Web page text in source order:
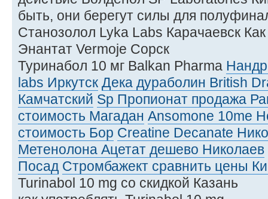
быть, они берегут силы для
Станозолол Lyka Labs Карачаевск
Энантат Vermoje Сорск
Туринабол 10 мг Balkan Pharma
labs Иркутск Дека дураболин British
Камчатский Sp Пропионат продажа
стоимость Магадан Ansomone 10me
стоимость Бор Creatine Decanate
Метенолона Ацетат дешево Николаев
Посад Стромбажект сравнить цены
Turinabol 10 mg со скидкой Казань